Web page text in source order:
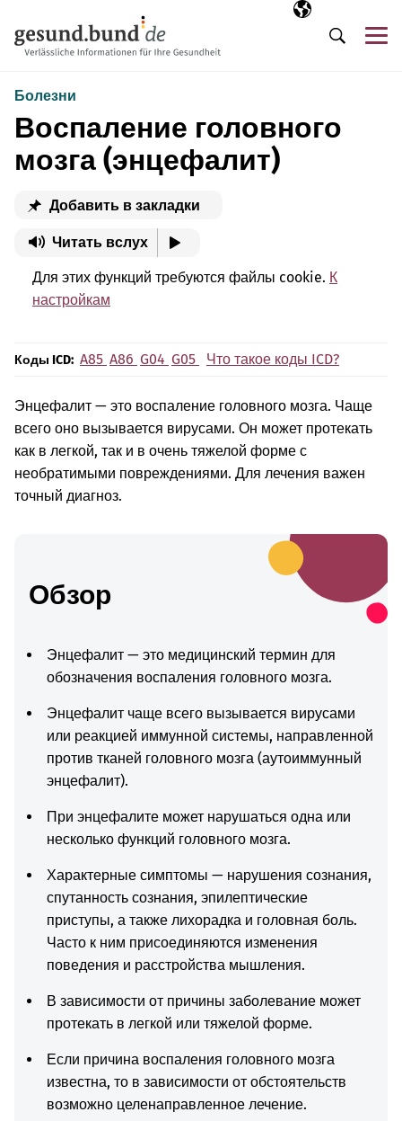
Выбранный
RU
Поиск
Болезни
Воспаление головного
мозга (энцефалит)
Добавить в закладки
Читать вслух
Для этих функций требуются файлы cookie. К
настройкам
Коды ICD: A85 A86 G04 G05 Что такое коды ICD?
Энцефалит — это воспаление головного мозга. Чаще
всего оно вызывается вирусами. Он может протекать
как в легкой, так и в очень тяжелой форме с
необратимыми повреждениями. Для лечения важен
точный диагноз.
Обзор
Энцефалит — это медицинский термин для
обозначения воспаления головного мозга.
Энцефалит чаще всего вызывается вирусами
или реакцией иммунной системы, направленной
против тканей головного мозга (аутоиммунный
энцефалит).
При энцефалите может нарушаться одна или
несколько функций головного мозга.
Характерные симптомы — нарушения сознания,
спутанность сознания, эпилептические
приступы, а также лихорадка и головная боль.
Часто к ним присоединяются изменения
поведения и расстройства мышления.
В зависимости от причины заболевание может
протекать в легкой или тяжелой форме.
Если причина воспаления головного мозга
известна, то в зависимости от обстоятельств
возможно целенаправленное лечение.